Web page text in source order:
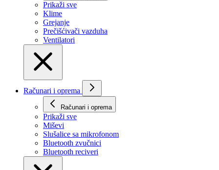
Prikaži svе
Klime
Grejanje
Prečišćivači vazduha
Ventilatori
Računari i oprema
Računari i oprema
Prikaži svе
Miševi
Slušalice sa mikrofonom
Bluetooth zvučnici
Bluetooth reciveri